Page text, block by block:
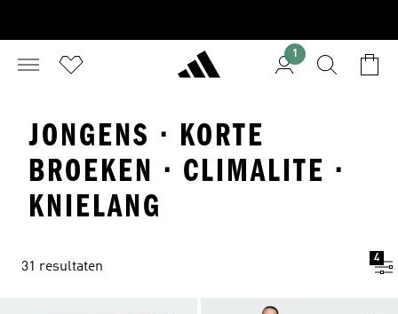
1
JONGENS · KORTE
BROEKEN · CLIMALITE ·
KNIELANG
31 resultaten
4